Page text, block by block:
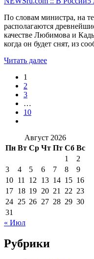
По словам министра, на
располагаются
качестве Любимова и
когда он будет снят, из
Читать далее
1
2
3
…
10
Август 2026
Пн Вт Ср Чт Пт Сб Вс
1
2
3
4 5 6 7 8
9
10 11 12 13 14 15 16
17 18 19 20 21 22 23
24 25 26 27 28 29 30
31
« Июл
Рубрики